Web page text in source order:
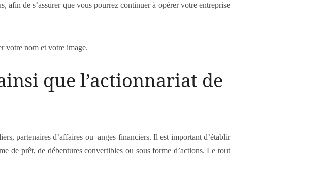
afin de s’assurer que vous pourrez continuer à opérer votre entreprise
votre nom et votre image.
que l’actionnariat de
partenaires d’affaires ou anges financiers. Il est important d’établir
de prêt, de débentures convertibles ou sous forme d’actions. Le tout